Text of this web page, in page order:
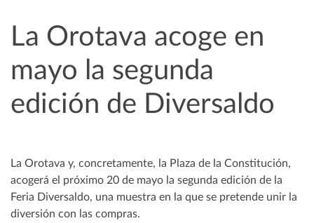
La Orotava acoge en
mayo la segunda
edición de Diversaldo
La Orotava y, concretamente, la Plaza de la Constitución,
acogerá el próximo 20 de mayo la segunda edición de la
Feria Diversaldo, una muestra en la que se pretende unir la
diversión con las compras.